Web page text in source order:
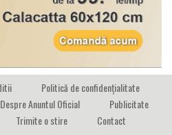
Politică de confidențialitate
Despre Anuntul Oficial
Publicitate
Trimite o stire Contact